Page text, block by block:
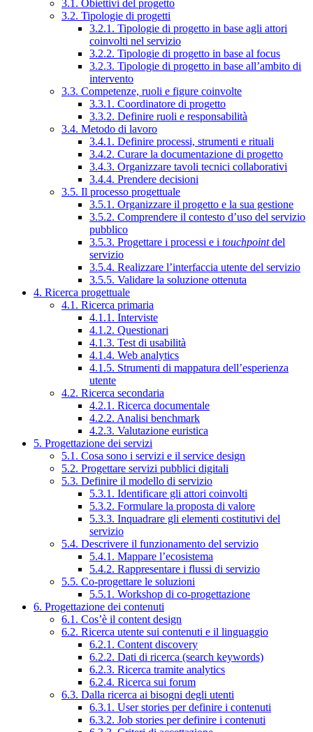
3.1. Obiettivi del progetto
3.2. Tipologie di progetti
3.2.1. Tipologie di progetto in base agli attori
coinvolti nel servizio
3.2.2. Tipologie di progetto in base al focus
3.2.3. Tipologie di progetto in base all’ambito di
intervento
3.3. Competenze, ruoli e figure coinvolte
3.3.1. Coordinatore di progetto
3.3.2. Definire ruoli e responsabilità
3.4. Metodo di lavoro
3.4.1. Definire processi, strumenti e rituali
3.4.2. Curare la documentazione di progetto
3.4.3. Organizzare tavoli tecnici collaborativi
3.4.4. Prendere decisioni
3.5. Il processo progettuale
3.5.1. Organizzare il progetto e la sua gestione
3.5.2. Comprendere il contesto d’uso del servizio
pubblico
3.5.3. Progettare i processi e i touchpointdel
servizio
3.5.4. Realizzare l’interfaccia utente del servizio
3.5.5. Validare la soluzione ottenuta
4. Ricerca progettuale
4.1. Ricerca primaria
4.1.1. Interviste
4.1.2. Questionari
4.1.3. Test di usabilità
4.1.4. Web analytics
4.1.5. Strumenti di mappatura dell’esperienza
utente
4.2. Ricerca secondaria
4.2.1. Ricerca documentale
4.2.2. Analisi benchmark
4.2.3. Valutazione euristica
5. Progettazione dei servizi
5.1. Cosa sono i servizi e il service design
5.2. Progettare servizi pubblici digitali
5.3. Definire il modello di servizio
5.3.1. Identificare gli attori coinvolti
5.3.2. Formulare la proposta di valore
5.3.3. Inquadrare gli elementi costitutivi del
servizio
5.4. Descrivere il funzionamento del servizio
5.4.1. Mappare l’ecosistema
5.4.2. Rappresentare i flussi di servizio
5.5. Co-progettare le soluzioni
5.5.1. Workshop di co-progettazione
6. Progettazione dei contenuti
6.1. Cos’è il content design
6.2. Ricerca utente sui contenuti e il linguaggio
6.2.1. Content discovery
6.2.2. Dati di ricerca (search keywords)
6.2.3. Ricerca tramite analytics
6.2.4. Ricerca sui forum
6.3. Dalla ricerca ai bisogni degli utenti
6.3.1. User stories per definire i contenuti
6.3.2. Job stories per definire i contenuti